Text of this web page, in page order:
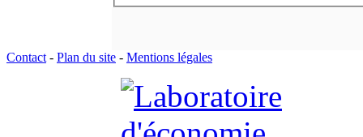
Contact - Plan du site - Mentions légales